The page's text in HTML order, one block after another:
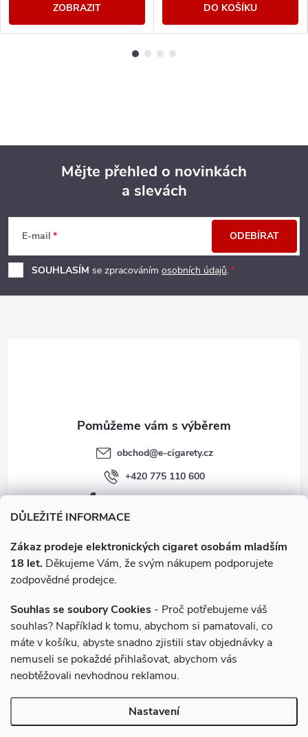
DŮLEŽITÉ INFORMACE
Zákaz prodeje elektronických cigaret osobám mladším
18 let. Děkujeme Vám, že svým nákupem podporujete
zodpovědné prodejce.
Souhlas se soubory Cookies - Proč potřebujeme váš
souhlas? Například k tomu, abychom si pamatovali, co
máte v košíku, abyste snadno zjistili stav objednávky a
nemuseli se pokaždé přihlašovat, abychom vás
neobtěžovali nevhodnou reklamou.
Nastavení
ZOBRAZIT DO KOŠÍKU
p
a
Mějte přehled o novinkách
a slevách
E-mail
SOUHLASÍM se zpracováním osobních údajů.
ODEBÍRAT
obchod@e-cigarety.cz
+420 775 110 600
facebook.com/e-cigarety.cz
Instagram
e-cigarety.cz. Všechna práva vyhrazena.
nastavení cookies